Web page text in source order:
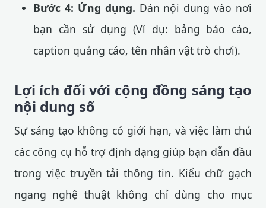
Bước 4: Ứng dụng. Dán nội dung vào nơi
bạn cần sử dụng (Ví dụ: bảng báo cáo,
caption quảng cáo, tên nhân vật trò chơi).
Lợi ích đối với cộng đồng sáng tạo
nội dung số
Sự sáng tạo không có giới hạn, và việc làm chủ
các công cụ hỗ trợ định dạng giúp bạn dẫn đầu
trong việc truyền tải thông tin. Kiểu chữ gạch
ngang nghệ thuật không chỉ dùng cho mục